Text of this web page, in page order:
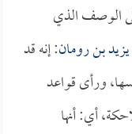
الوصف الذي
يزيد بن رومان: إنه قد
ورأى قواعد
أي: أنها